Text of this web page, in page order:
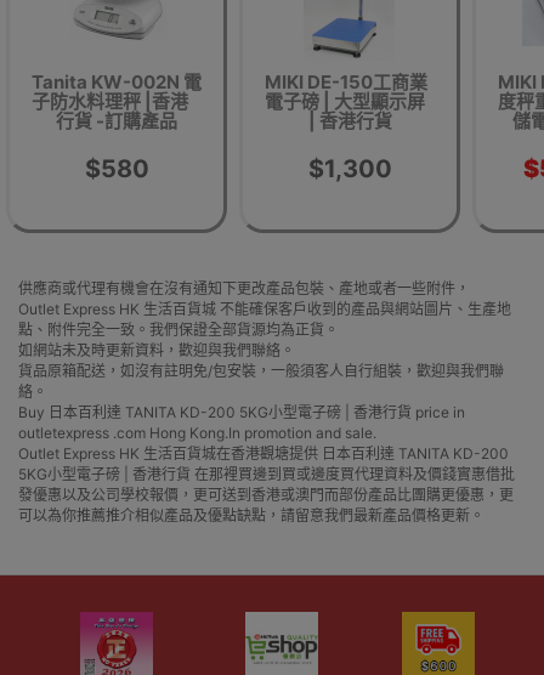
Tanita KW-002N 電
子防水料理秤 |香港
行貨 -訂購產品
$580
MIKI DE-150工商業
電子磅 | 大型顯示屏
| 香港行貨
$1,300
MIKI
度秤
儲
供應商或代理有機會在沒有通知下更改產品包裝、產地或者一些附件，
Outlet Express HK 生活百貨城 不能確保客戶收到的產品與網站圖片、生產地
點、附件完全一致。我們保證全部貨源均為正貨。
如網站未及時更新資料，歡迎與我們聯絡。
貨品原箱配送，如沒有註明免/包安裝，一般須客人自行組裝，歡迎與我們聯
絡。
Buy 日本百利達 TANITA KD-200 5KG小型電子磅 | 香港行貨 price in
outletexpress .com Hong Kong.In promotion and sale.
Outlet Express HK 生活百貨城在香港觀塘提供 日本百利達 TANITA KD-200
5KG小型電子磅 | 香港行貨 在那裡買邊到買或邊度買代理資料及價錢實惠借批
發優惠以及公司學校報價，更可送到香港或澳門而部份產品比團購更優惠，更
可以為你推薦推介相似產品及優點缺點，請留意我們最新產品價格更新。